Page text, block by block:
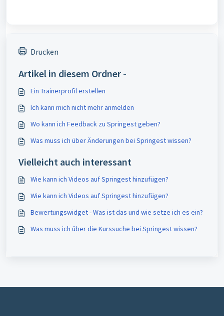
Drucken
Artikel in diesem Ordner -
Ein Trainerprofil erstellen
Ich kann mich nicht mehr anmelden
Wo kann ich Feedback zu Springest geben?
Was muss ich über Änderungen bei Springest wissen?
Vielleicht auch interessant
Wie kann ich Videos auf Springest hinzufügen?
Wie kann ich Videos auf Springest hinzufügen?
Bewertungswidget - Was ist das und wie setze ich es ein?
Was muss ich über die Kurssuche bei Springest wissen?